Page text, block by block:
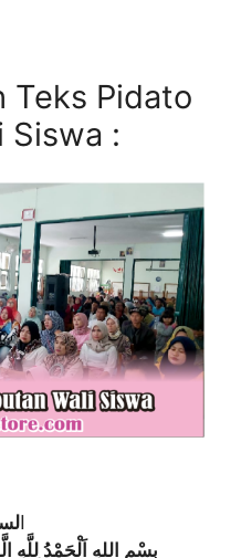
Teks Pidato
Siswa :
بِسْمِ اللهِ اَلْحَمْدُ لِلَّهِ